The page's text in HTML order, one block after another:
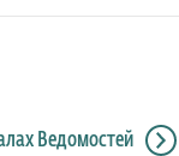
Ведомостей